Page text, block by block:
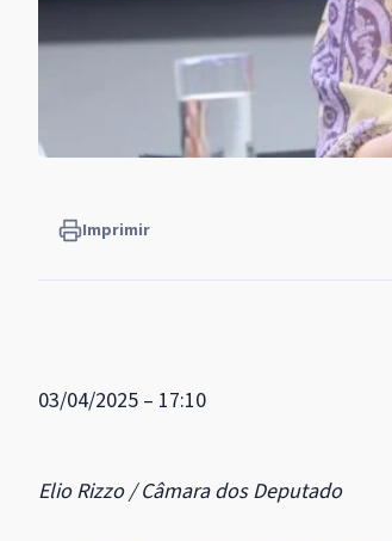
Imprimir
03/04/2025 – 17:10
Elio Rizzo / Câmara dos Deputado